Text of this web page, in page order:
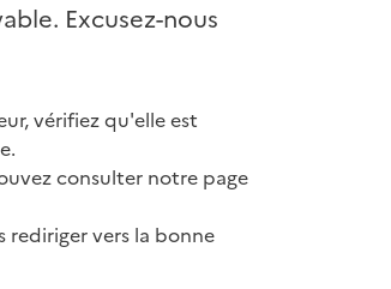
Excusez-nous
vérifiez qu'elle est
consulter notre page
rediriger vers la bonne